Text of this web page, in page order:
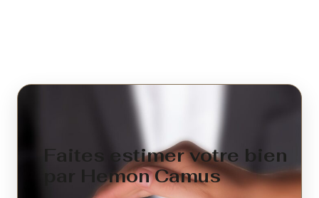
Faites estimer votre bien
par Hemon Camus